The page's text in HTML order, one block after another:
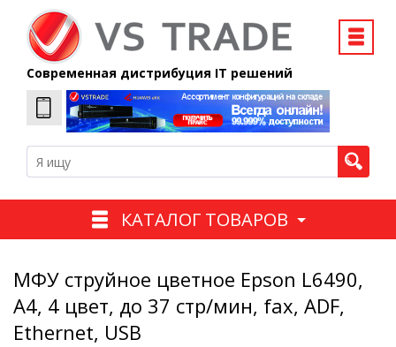
Современная дистрибуция IT решений
КАТАЛОГ ТОВАРОВ
МФУ струйное цветное Epson L6490,
A4, 4 цвет, до 37 стр/мин, fax, ADF,
Ethernet, USB